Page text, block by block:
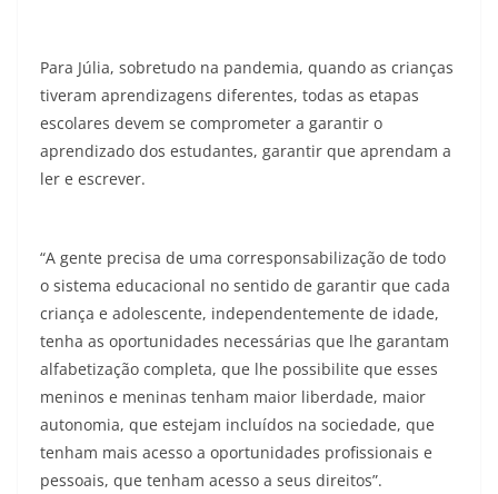
Para Júlia, sobretudo na pandemia, quando as crianças
tiveram aprendizagens diferentes, todas as etapas
escolares devem se comprometer a garantir o
aprendizado dos estudantes, garantir que aprendam a
ler e escrever.
“A gente precisa de uma corresponsabilização de todo
o sistema educacional no sentido de garantir que cada
criança e adolescente, independentemente de idade,
tenha as oportunidades necessárias que lhe garantam
alfabetização completa, que lhe possibilite que esses
meninos e meninas tenham maior liberdade, maior
autonomia, que estejam incluídos na sociedade, que
tenham mais acesso a oportunidades profissionais e
pessoais, que tenham acesso a seus direitos”.